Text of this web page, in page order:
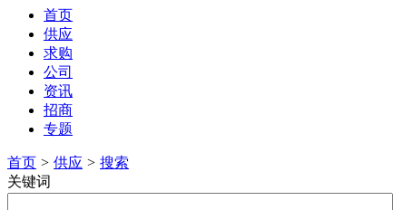
首页
供应
求购
公司
资讯
招商
专题
首页 > 供应 > 搜索
关键词